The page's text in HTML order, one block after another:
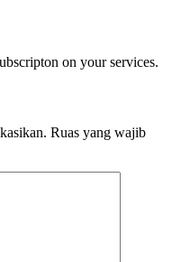
on your services.
Ruas yang wajib